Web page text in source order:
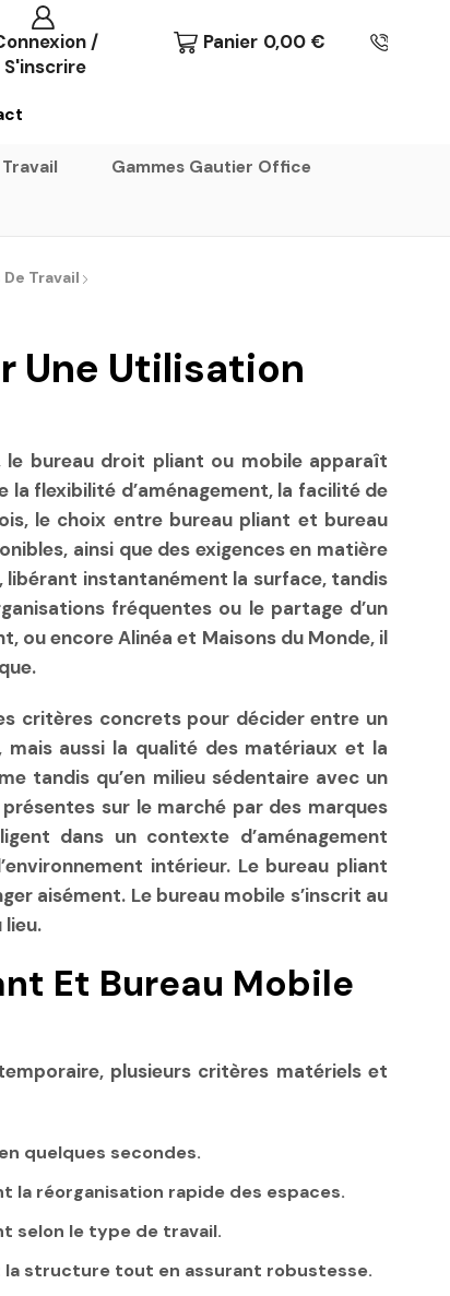
/
S'inscrire
Panier 0,00 €
Gammes Gautier Office
Travail
Une Utilisation
le bureau droit pliant ou mobile apparaît
flexibilité d’aménagement, la facilité de
le choix entre bureau pliant et bureau
ainsi que des exigences en matière
libérant instantanément la surface, tandis
fréquentes ou le partage d’un
ou encore Alinéa et Maisons du Monde, il
critères concrets pour décider entre un
mais aussi la qualité des matériaux et la
tandis qu’en milieu sédentaire avec un
sur le marché par des marques
dans un contexte d’aménagement
intérieur. Le bureau pliant
aisément. Le bureau mobile s’inscrit au
lieu.
Et Bureau Mobile
plusieurs critères matériels et
quelques secondes.
réorganisation rapide des espaces.
selon le type de travail.
la structure tout en assurant robustesse.
| 💡 Trop de choix ? Besoin de conseils ? Contactez-